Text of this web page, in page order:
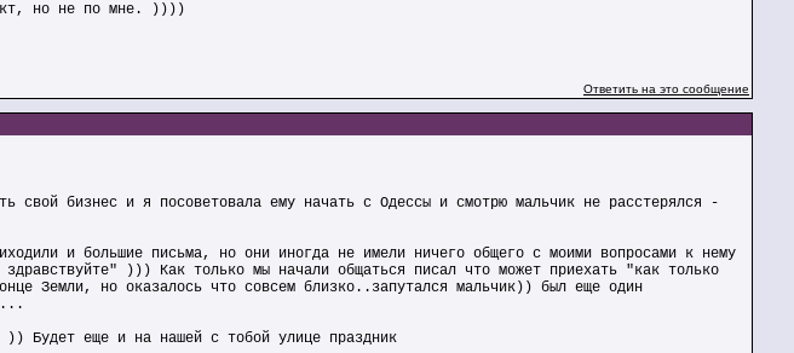
но не по мне. ))))
Ответить на это сообщение
свой бизнес и я посоветовала ему начать с Одессы и смотрю мальчик не расстерялся -
и большие письма, но они иногда не имели ничего общего с моими вопросами к нему
))) Как только мы начали общаться писал что может приехать "как только
Земли, но оказалось что совсем близко..запутался мальчик)) был еще один
Будет еще и на нашей с тобой улице праздник